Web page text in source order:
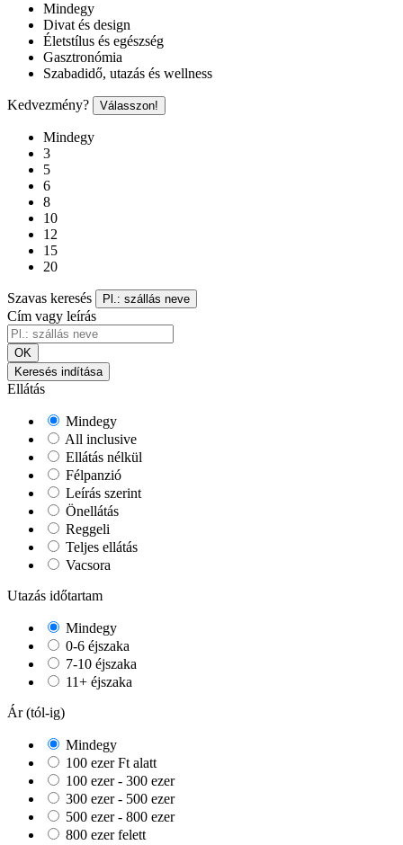
Mindegy
Divat és design
Életstílus és egészség
Gasztronómia
Szabadidő, utazás és wellness
Kedvezmény? Válasszon!
Mindegy
3
5
6
8
10
12
15
20
Szavas keresés Pl.: szállás neve
Cím vagy leírás
OK
Keresés indítása
Ellátás
Mindegy
All inclusive
Ellátás nélkül
Félpanzió
Leírás szerint
Önellátás
Reggeli
Teljes ellátás
Vacsora
Utazás időtartam
Mindegy
0-6 éjszaka
7-10 éjszaka
11+ éjszaka
Ár (tól-ig)
Mindegy
100 ezer Ft alatt
100 ezer - 300 ezer
300 ezer - 500 ezer
500 ezer - 800 ezer
800 ezer felett